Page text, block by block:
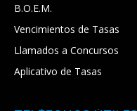
B.O.E.M.
Vencimientos de Tasas
Llamados a Concursos
Aplicativo de Tasas